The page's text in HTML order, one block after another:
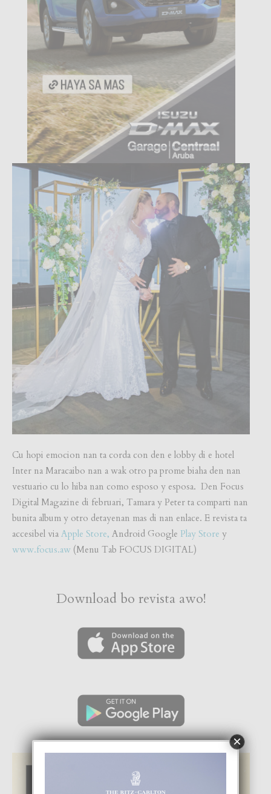
Cu hopi emocion nan ta corda con den e lobby di e hotel
Inter na Maracaibo nan a wak otro pa prome biaha den nan
vestuario cu lo hiba nan como esposo y esposa. Den Focus
Digital Magazine di februari, Tamara y Peter ta comparti nan
bunita album y otro detayenan mas di nan enlace. E revista ta
accesibel via Apple Store, Android Google Play Store y
www.focus.aw (Menu Tab FOCUS DIGITAL)
Download bo revista awo!
×